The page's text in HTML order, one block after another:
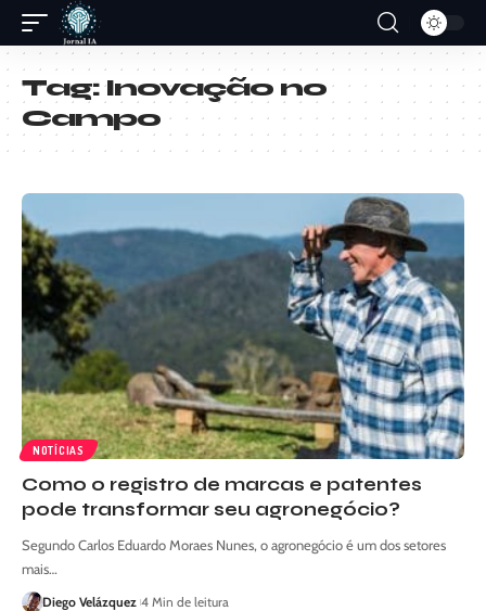
Tag:Inovação no
Campo
NOTÍCIAS
Como o registro de marcas e patentes
pode transformar seu agronegócio?
Segundo Carlos Eduardo Moraes Nunes, o agronegócio é um dos setores
mais…
Diego Velázquez 4 Min de leitura